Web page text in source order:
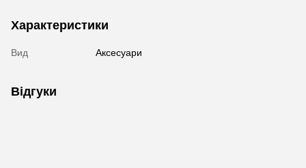
Характеристики
Вид Аксесуари
Відгуки